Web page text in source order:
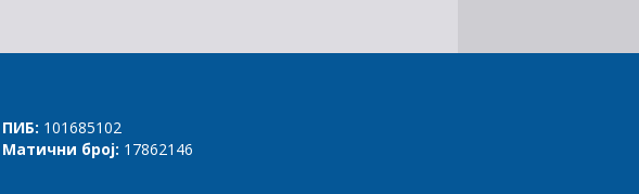
ПИБ: 101685102
Матични број: 17862146